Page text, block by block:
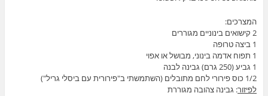
המצרכים:
2 קישואים בינוניים מגוררים
1 ביצה טרופה
1 תפוח אדמה בינוני, מבושל או אפוי
1 גביע (250 גרם) גבינה לבנה
1/2 כוס פירורי לחם מתובלים (השתמשתי ב"פירורית עם ביסלי גריל")
לפיזור: גבינה צהובה מגוררת